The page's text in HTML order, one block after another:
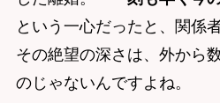
という一心だったと、関係
その絶望の深さは、外から
のじゃないんですよね。